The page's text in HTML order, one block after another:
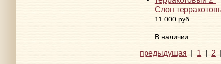
Слон
11 000 руб.
В наличии
предыдущая | 1 | 2